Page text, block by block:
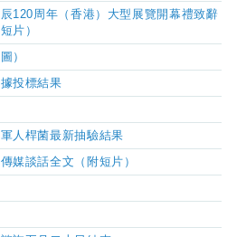
120周年（香港）大型展覽開幕禮致辭
片）
）
投標結果
人桿菌最新抽驗結果
媒談話全文（附短片）